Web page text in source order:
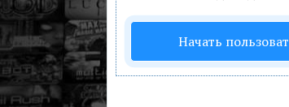
Начать